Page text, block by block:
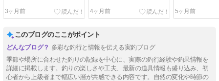
3ヶ月前 4ヶ月前 5ヶ月前
このブログのここがポイント
多彩な釣行と情報を伝える実釣ブログ
季節や場所に合わせた釣りの記録を中心に、実際の釣行経験や釣果情報を
詳細に掲載します。釣りの楽しさや工夫、最新の道具情報も盛り込み、初
心者から上級者まで幅広い層が共感できる内容です。自然の変化や時節の